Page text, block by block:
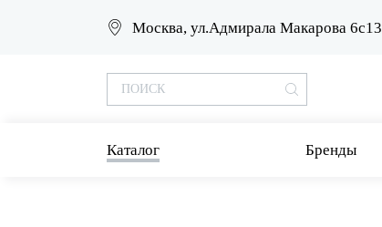
Москва, ул.Адмирала Макарова 6с13
Каталог Бренды